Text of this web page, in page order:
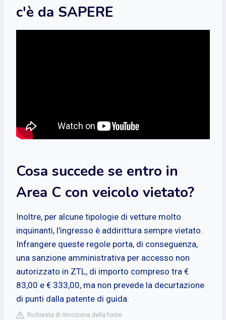
c'è da SAPERE
Cosa succede se entro in
Area C con veicolo vietato?
Inoltre, per alcune tipologie di vetture molto
inquinanti, l'ingresso è addirittura sempre vietato.
Infrangere queste regole porta, di conseguenza,
una sanzione amministrativa per accesso non
autorizzato in ZTL, di importo compreso tra €
83,00 e € 333,00, ma non prevede la decurtazione
di punti dalla patente di guida.
Richiesta di rimozione della fonte